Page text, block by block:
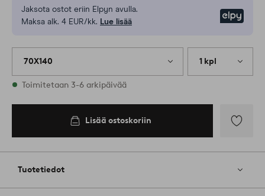
Jaksota ostot eriin Elpyn avulla.
Maksa alk. 4 EUR/kk. Lue lisää
70X140 1 kpl
Varastossa
Toimitetaan 3-6 arkipäivää
Lisää ostoskoriin
Tuotetiedot